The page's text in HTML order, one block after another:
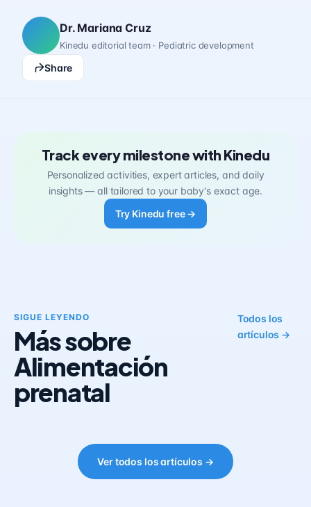
Dr. Mariana Cruz
Kinedu editorial team · Pediatric development
Share
Track every milestone with Kinedu
Personalized activities, expert articles, and daily
insights — all tailored to your baby's exact age.
Try Kinedu free →
SIGUE LEYENDO
Más sobre
Alimentación
prenatal
Todos los
artículos →
Ver todos los artículos →